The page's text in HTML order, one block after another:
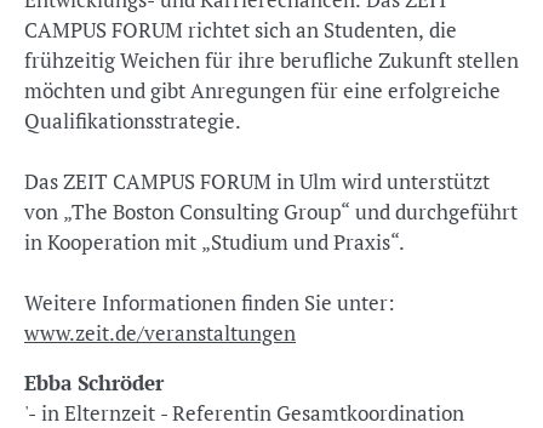
CAMPUS FORUM richtet sich an Studenten, die
frühzeitig Weichen für ihre berufliche Zukunft stellen
möchten und gibt Anregungen für eine erfolgreiche
Qualifikationsstrategie.
Das ZEIT CAMPUS FORUM in Ulm wird unterstützt
von „The Boston Consulting Group“ und durchgeführt
in Kooperation mit „Studium und Praxis“.
Weitere Informationen finden Sie unter:
www.zeit.de/veranstaltungen
Ebba Schröder
'- in Elternzeit - Referentin Gesamtkoordination